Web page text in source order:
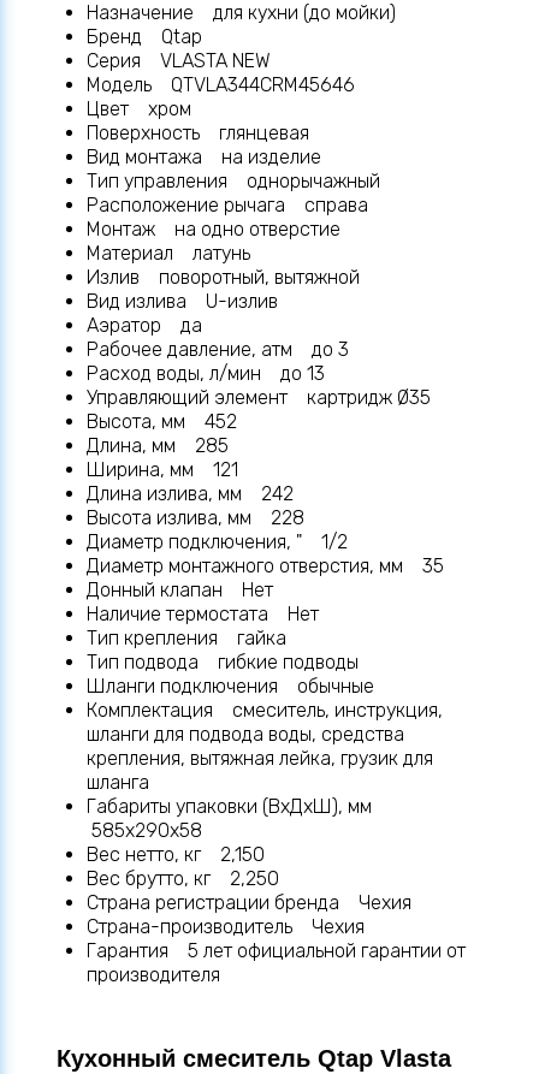
Назначение для кухни (до мойки)
Бренд Qtap
Серия VLASTA NEW
Модель QTVLA344CRM45646
Цвет хром
Поверхность глянцевая
Вид монтажа на изделие
Тип управления однорычажный
Расположение рычага справа
Монтаж на одно отверстие
Материал латунь
Излив поворотный, вытяжной
Вид излива U-излив
Аэратор да
Рабочее давление, атм до 3
Расход воды, л/мин до 13
Управляющий элемент картридж Ø35
Высота, мм 452
Длина, мм 285
Ширина, мм 121
Длина излива, мм 242
Высота излива, мм 228
Диаметр подключения, " 1/2
Диаметр монтажного отверстия, мм 35
Донный клапан Нет
Наличие термостата Нет
Тип крепления гайка
Тип подвода гибкие подводы
Шланги подключения обычные
Комплектация смеситель, инструкция,
шланги для подвода воды, средства
крепления, вытяжная лейка, грузик для
шланга
Габариты упаковки (ВхДхШ), мм
585х290х58
Вес нетто, кг 2,150
Вес брутто, кг 2,250
Страна регистрации бренда Чехия
Страна-производитель Чехия
Гарантия 5 лет официальной гарантии от
производителя
Кухонный смеситель Qtap Vlasta